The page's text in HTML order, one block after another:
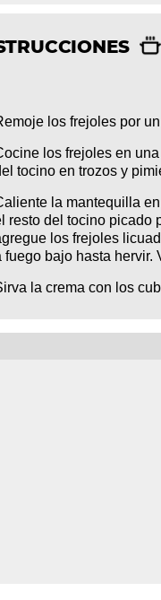
los frejoles por
los frejoles en
tocino en trozos y
la mantequilla
resto del tocino picado
los frejoles
fuego bajo hasta hervir.
la crema con los